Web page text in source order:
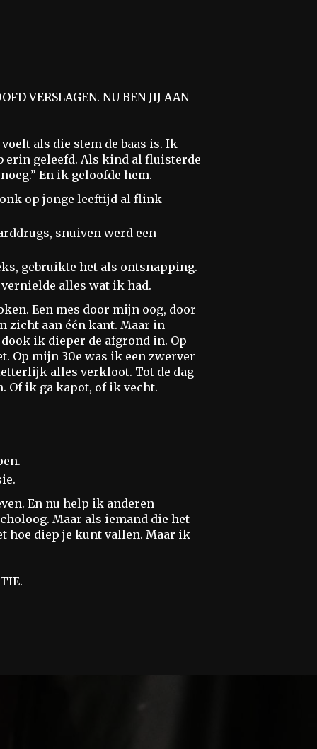
VERSLAGEN. NU BEN JIJ AAN
als die stem de baas is. Ik
erin geleefd. Als kind al fluisterde
En ik geloofde hem.
op jonge leeftijd al flink
snuiven werd een
gebruikte het als ontsnapping.
alles wat ik had.
Een mes door mijn oog, door
aan één kant. Maar in
ik dieper de afgrond in. Op
Op mijn 30e was ik een zwerver
alles verkloot. Tot de dag
Of ik ga kapot, of ik vecht.
En nu help ik anderen
Maar als iemand die het
hoe diep je kunt vallen. Maar ik